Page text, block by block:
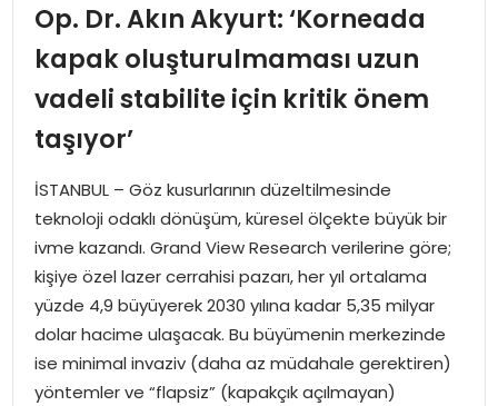
TEKNOLOJI
EĞITIM
SPOR
GÜNDEM
MAGAZIN
Op. Dr. Akın Akyurt: ‘Korneada
kapak oluşturulmaması uzun
vadeli stabilite için kritik önem
taşıyor’
İSTANBUL – Göz kusurlarının düzeltilmesinde
teknoloji odaklı dönüşüm, küresel ölçekte büyük bir
ivme kazandı. Grand View Research verilerine göre;
kişiye özel lazer cerrahisi pazarı, her yıl ortalama
yüzde 4,9 büyüyerek 2030 yılına kadar 5,35 milyar
dolar hacime ulaşacak. Bu büyümenin merkezinde
ise minimal invaziv (daha az müdahale gerektiren)
yöntemler ve “flapsiz” (kapakçık açılmayan)